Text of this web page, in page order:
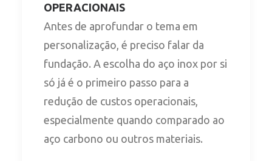
OPERACIONAIS
Antes de aprofundar o tema em
personalização, é preciso falar da
fundação. A escolha do aço inox por si
só já é o primeiro passo para a
redução de custos operacionais,
especialmente quando comparado ao
aço carbono ou outros materiais.